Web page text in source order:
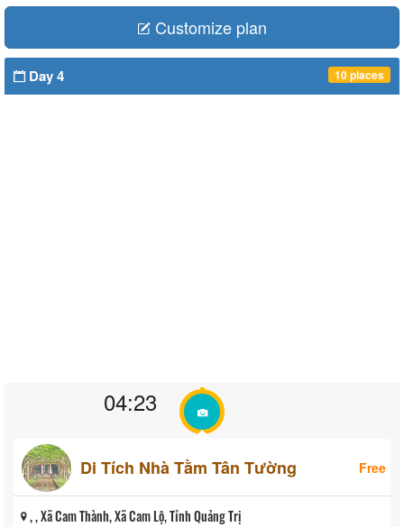
Customize plan
Day 4 10 places
04:23
Di Tích Nhà Tằm Tân Tường Free
, , Xã Cam Thành, Xã Cam Lộ, Tỉnh Quảng Trị